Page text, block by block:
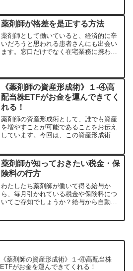
は、投資信託一般的に投資信託
（eMAXIS Slim 全世...
薬剤師が格差を是正する方法
薬剤師として働いていると、経済的に辛
いだろうと思われる患者さんにも出会い
ます。窓口だけでなく在宅業務に携わる
境が見えてきます。業務上、薬剤師はも
ちろん全ての人に同じサー...
《薬剤師の資産形成術》１-④高
配当株ETFがお金を運んできてく
れる！
薬剤師の資産形成術として、誰でも資産
を増やすことが可能であることをお伝え
しています。今回は、この資産形成術の
株ETFという言葉の「ETF」とは、
「Exchange T...
薬剤師が知っておきたい税金・保
険料の行方
わたしたち薬剤師が働いて得る給与か
ら、毎月引かれている税金や保険料につ
いてご存知でしょうか？給与から自動で
《薬剤師の資産形成術》１-④高配当株
ETFがお金を運んできてくれる！